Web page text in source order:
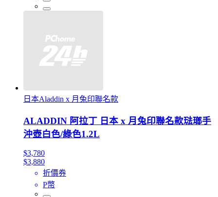
日本Aladdin x 月兔印聯名款
ALADDIN 阿拉丁 日本 x 月兔印聯名款琺瑯手
沖壺白色/綠色1.2L
$3,780
$3,880
折價券
P幣